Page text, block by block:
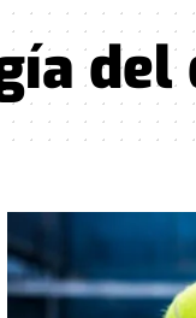
del